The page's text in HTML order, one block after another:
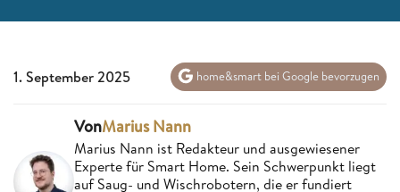
1. September 2025 home&smart bei Google bevorzugen
VonMarius Nann
Marius Nann ist Redakteur und ausgewiesener
Experte für Smart Home. Sein Schwerpunkt liegt
auf Saug- und Wischrobotern, die er fundiert